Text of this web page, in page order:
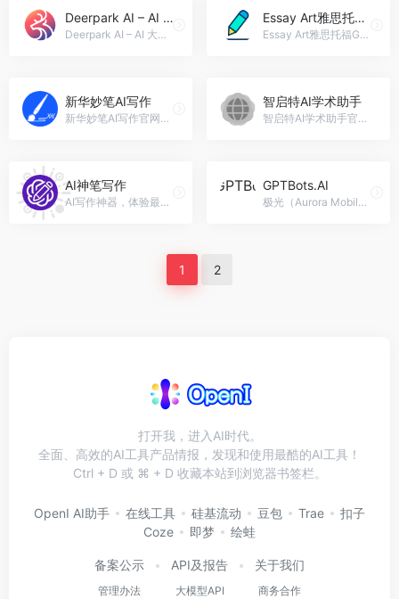
Deerpark AI – AI 大藏经
Deerpark AI – AI 大藏经官网入口网址，AI 大藏经 GPT-4 辅助阅读 14,000 卷佛典 依托 AI 强大算力生成现代文，对照阅读文言文佛经，并配有佛经机器人实时答疑解惑
Essay Art雅思托福GRE作文批改
Essay Art雅思托福GRE作文批改官网入口网址，GPT4和丰富的教学经验相结合，3分钟为你详细批改雅思托福GRE写作。
新华妙笔AI写作
新华妙笔AI写作官网入口网址，新华社大模型公文写作平台
智启特AI学术助手
智启特AI学术助手官网入口网址，针对学术场景的综合性解决工具平台
AI神笔写作
AI写作神器，体验最前沿的人工智能技术，可以辅助各类文案写作，包括论文、小说、公文、广告文案、产品描述、品牌故事、网站页面、社交媒体内容。
GPTBots.AI
极光（Aurora Mobile，纳斯达克股票代码：JG）旗下的AI产品，让企业和开发者快速构建自己的AI Bots
1 2
打开我，进入AI时代。
全面、高效的AI工具产品情报，发现和使用最酷的AI工具！
Ctrl + D 或 ⌘ + D 收藏本站到浏览器书签栏。
OpenI AI助手 在线工具 硅基流动 豆包 Trae
扣子
Coze
即梦 绘蛙
备案公示
管理办法
API及报告
大模型API
关于我们
商务合作